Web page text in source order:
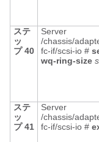
ステ
ッ
プ 40
Server
/chassis/
fc-if/scsi-io #
wq-ring-size
ステ
ッ
プ 41
Server
/chassis/
fc-if/scsi-io #